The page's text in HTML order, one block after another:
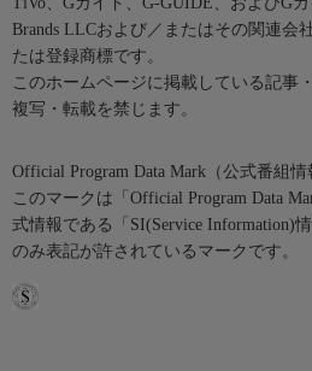
Brands LLCおよび／またはその関連会
たは登録商標です。
このホームページに掲載している記事
複写・転載を禁じます。
Official Program Data Mark（公式番組情
このマークは「Official Program Data
式情報である「SI(Service Information)
のみ表記が許されているマークです。